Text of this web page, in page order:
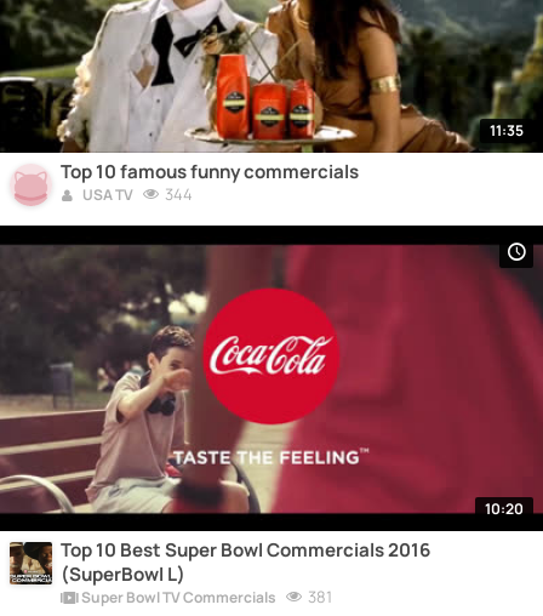
11:35
Top 10 famous funny commercials
USA TV 344
10:20
Top 10 Best Super Bowl Commercials 2016
(SuperBowl L)
Super Bowl TV Commercials 381